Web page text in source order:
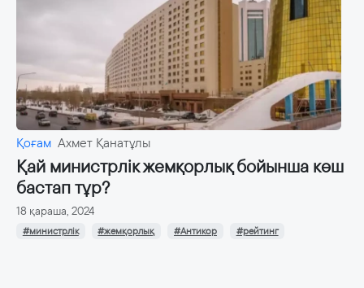
Қоғам Ахмет Қанатұлы
Қай министрлік жемқорлық бойынша көш
бастап тұр?
18 қараша, 2024
#министрлік #жемқорлық #Антикор #рейтинг